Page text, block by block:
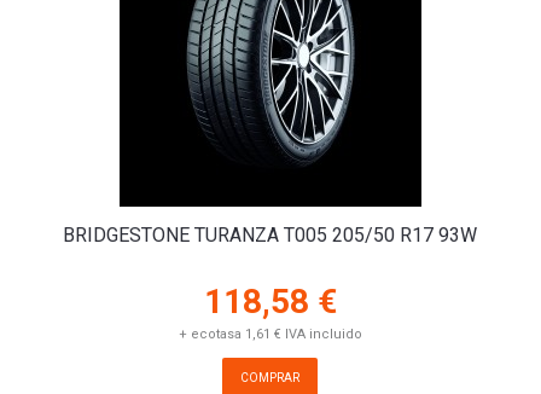
BRIDGESTONE TURANZA T005 205/50 R17 93W
118,58 €
+ ecotasa 1,61 € IVA incluido
COMPRAR